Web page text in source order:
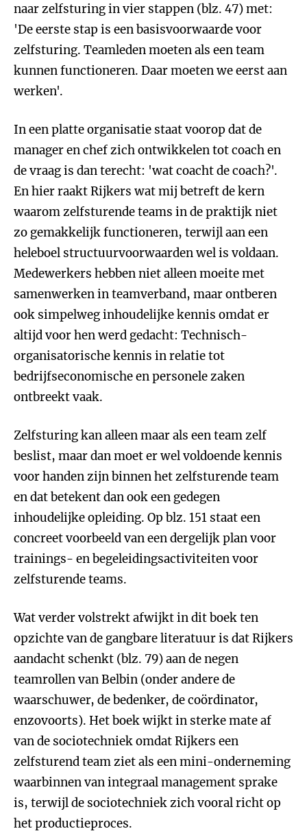
naar zelfsturing in vier stappen (blz. 47) met:
'De eerste stap is een basisvoorwaarde voor
zelfsturing. Teamleden moeten als een team
kunnen functioneren. Daar moeten we eerst aan
werken'.
In een platte organisatie staat voorop dat de
manager en chef zich ontwikkelen tot coach en
de vraag is dan terecht: 'wat coacht de coach?'.
En hier raakt Rijkers wat mij betreft de kern
waarom zelfsturende teams in de praktijk niet
zo gemakkelijk functioneren, terwijl aan een
heleboel structuurvoorwaarden wel is voldaan.
Medewerkers hebben niet alleen moeite met
samenwerken in teamverband, maar ontberen
ook simpelweg inhoudelijke kennis omdat er
altijd voor hen werd gedacht: Technisch-
organisatorische kennis in relatie tot
bedrijfseconomische en personele zaken
ontbreekt vaak.
Zelfsturing kan alleen maar als een team zelf
beslist, maar dan moet er wel voldoende kennis
voor handen zijn binnen het zelfsturende team
en dat betekent dan ook een gedegen
inhoudelijke opleiding. Op blz. 151 staat een
concreet voorbeeld van een dergelijk plan voor
trainings- en begeleidingsactiviteiten voor
zelfsturende teams.
Wat verder volstrekt afwijkt in dit boek ten
opzichte van de gangbare literatuur is dat Rijkers
aandacht schenkt (blz. 79) aan de negen
teamrollen van Belbin (onder andere de
waarschuwer, de bedenker, de coördinator,
enzovoorts). Het boek wijkt in sterke mate af
van de sociotechniek omdat Rijkers een
zelfsturend team ziet als een mini-onderneming
waarbinnen van integraal management sprake
is, terwijl de sociotechniek zich vooral richt op
het productieproces.